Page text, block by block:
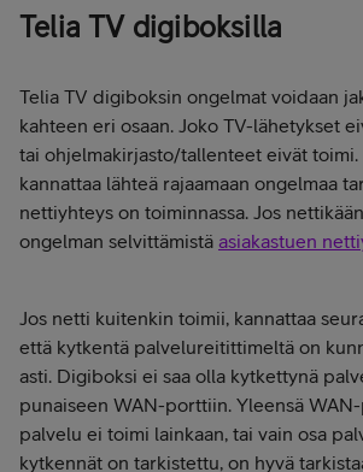
Telia TV digiboksilla
Telia TV digiboksin ongelmat voidaan
kahteen eri osaan. Joko TV-lähetykset
tai ohjelmakirjasto/tallenteet eivät toimi.
kannattaa lähteä rajaamaan ongelmaa
nettiyhteys on toiminnassa. Jos
ongelman selvittämistä asiakastuen
Jos netti kuitenkin toimii, kannattaa
että kytkentä palvelureitittimeltä on
asti. Digiboksi ei saa olla kytkettynä
punaiseen WAN-porttiin. Yleensä
palvelu ei toimi lainkaan, tai vain osa
kytkennät on tarkistettu, on hyvä